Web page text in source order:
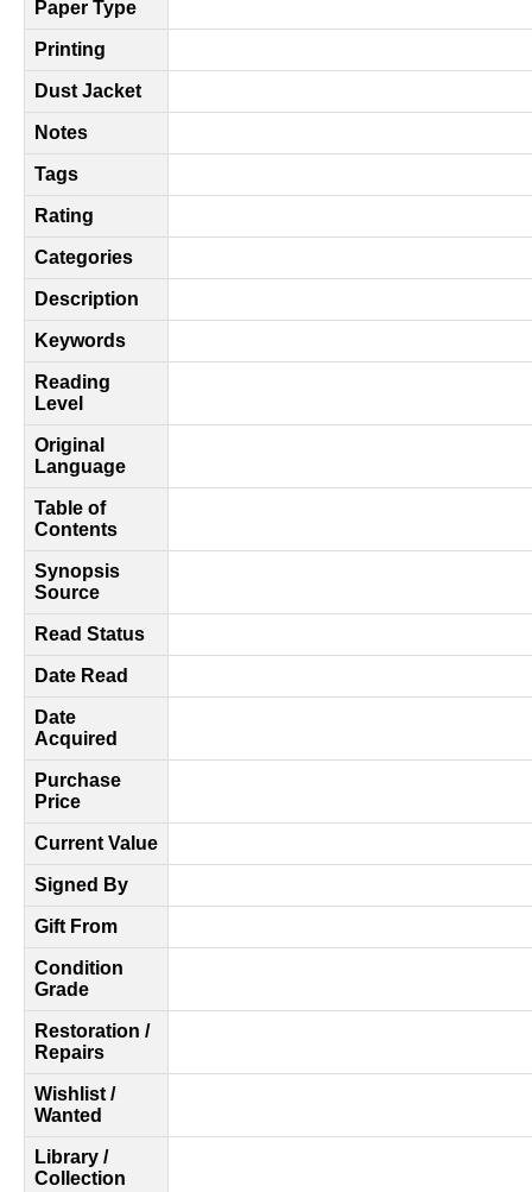
Paper Type
Printing
Dust Jacket
Notes
Tags
Rating
Categories
Description
Keywords
Reading
Level
Original
Language
Table of
Contents
Synopsis
Source
Read Status
Date Read
Date
Acquired
Purchase
Price
Current Value
Signed By
Gift From
Condition
Grade
Restoration /
Repairs
Wishlist /
Wanted
Library /
Collection